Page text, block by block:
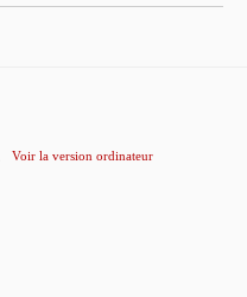
Voir la version ordinateur